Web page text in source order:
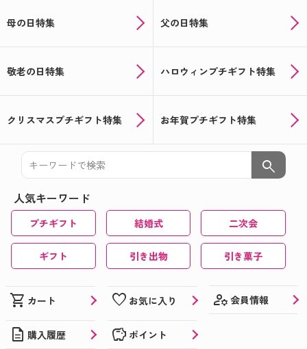
新年会の手土産に！！写真入りサクマドロップス♪
ルお菓子やドリンクで盛り上がろう！
届け！
つくろう★☆★☆
☆
おうちで楽しめる夏イベントにひと工夫♪
夏でも楽しめる！喜ばれる！オリジナルギフト特集
★☆
父の日ギフトにぴったり！オリジナルのお酒やお菓
おうち時間はオリジナルのお菓子で楽しもう♪
母の日特集 父の日特集
敬老の日特集 ハロウィンプチギフト特集
クリスマスプチギフト特集 お年賀プチギフト特集
search
人気キーワード
プチギフト 結婚式 二次会
ギフト 引き出物 引き菓子
shopping_cart カート favorite お気に入り manage_accounts 会員情報
description 購入履歴 savings ポイント